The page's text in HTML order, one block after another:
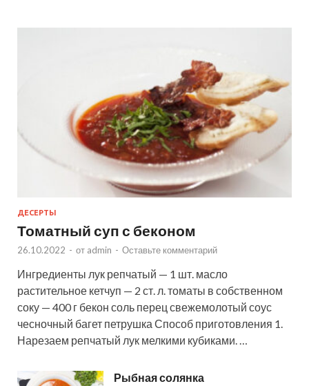
ДЕСЕРТЫ
Томатный суп с беконом
26.10.2022 - от admin - Оставьте комментарий
Ингредиенты лук репчатый — 1 шт. масло
растительное кетчуп — 2 ст. л. томаты в собственном
соку — 400 г бекон соль перец свежемолотый соус
чесночный багет петрушка Способ приготовления 1.
Нарезаем репчатый лук мелкими кубиками. …
Рыбная солянка